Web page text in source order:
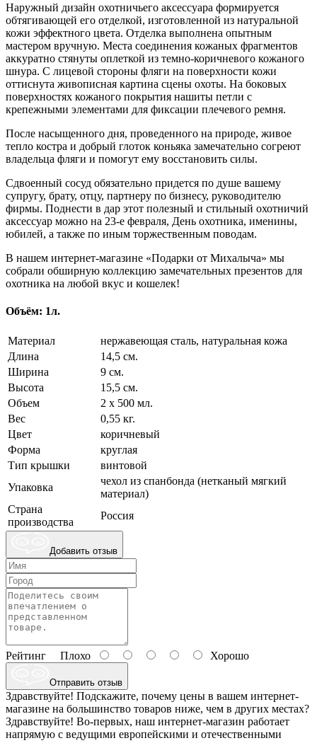
Наружный дизайн охотничьего аксессуара формируется
обтягивающей его отделкой, изготовленной из натуральной
кожи эффектного цвета. Отделка выполнена опытным
мастером вручную. Места соединения кожаных фрагментов
аккуратно стянуты оплеткой из темно-коричневого кожаного
шнура. С лицевой стороны фляги на поверхности кожи
оттиснута живописная картина сцены охоты. На боковых
поверхностях кожаного покрытия нашиты петли с
крепежными элементами для фиксации плечевого ремня.
После насыщенного дня, проведенного на природе, живое
тепло костра и добрый глоток коньяка замечательно согреют
владельца фляги и помогут ему восстановить силы.
Сдвоенный сосуд обязательно придется по душе вашему
супругу, брату, отцу, партнеру по бизнесу, руководителю
фирмы. Поднести в дар этот полезный и стильный охотничий
аксессуар можно на 23-е февраля, День охотника, именины,
юбилей, а также по иным торжественным поводам.
В нашем интернет-магазине «Подарки от Михалыча» мы
собрали обширную коллекцию замечательных презентов для
охотника на любой вкус и кошелек!
Объём: 1л.
Материал
нержавеющая сталь, натуральная кожа
Длина
14,5 см.
Ширина
9 см.
Высота
15,5 см.
Объем
2 х 500 мл.
Вес
0,55 кг.
Цвет
коричневый
Форма
круглая
Тип крышки
винтовой
Упаковка
чехол из спанбонда (нетканый мягкий
материал)
Страна
производства
Россия
Добавить отзыв
Рейтинг Плохо Хорошо
Отправить отзыв
Здравствуйте! Подскажите, почему цены в вашем интернет-
магазине на большинство товаров ниже, чем в других местах?
Здравствуйте! Во-первых, наш интернет-магазин работает
напрямую с ведущими европейскими и отечественными